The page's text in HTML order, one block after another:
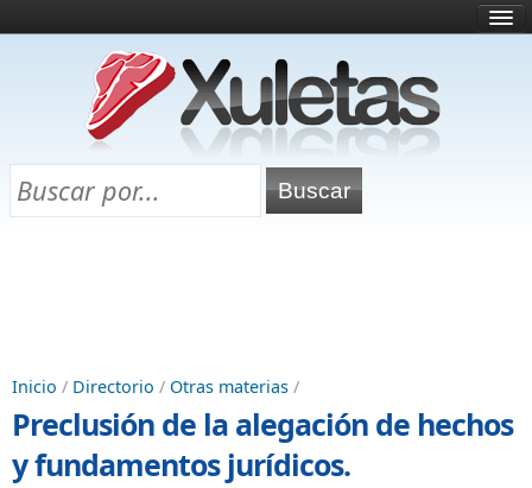
¿Qué es esto?
Directorio
Chuletas para exámenes
Inicio / Directorio / Otras materias /
Preclusión de la alegación de hechos
y fundamentos jurídicos.